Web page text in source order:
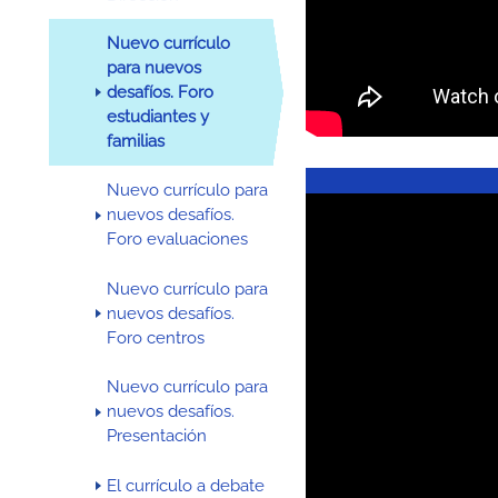
Nuevo currículo
para nuevos
desafíos. Foro
estudiantes y
familias
Nuevo currículo para
nuevos desafíos.
Foro evaluaciones
Nuevo currículo para
nuevos desafíos.
Foro centros
Nuevo currículo para
nuevos desafíos.
Presentación
El currículo a debate